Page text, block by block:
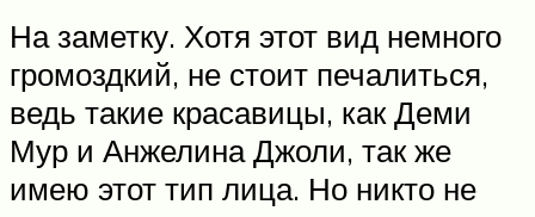
На заметку. Хотя этот вид немного
громоздкий, не стоит печалиться,
ведь такие красавицы, как Деми
Мур и Анжелина Джоли, так же
имею этот тип лица. Но никто не